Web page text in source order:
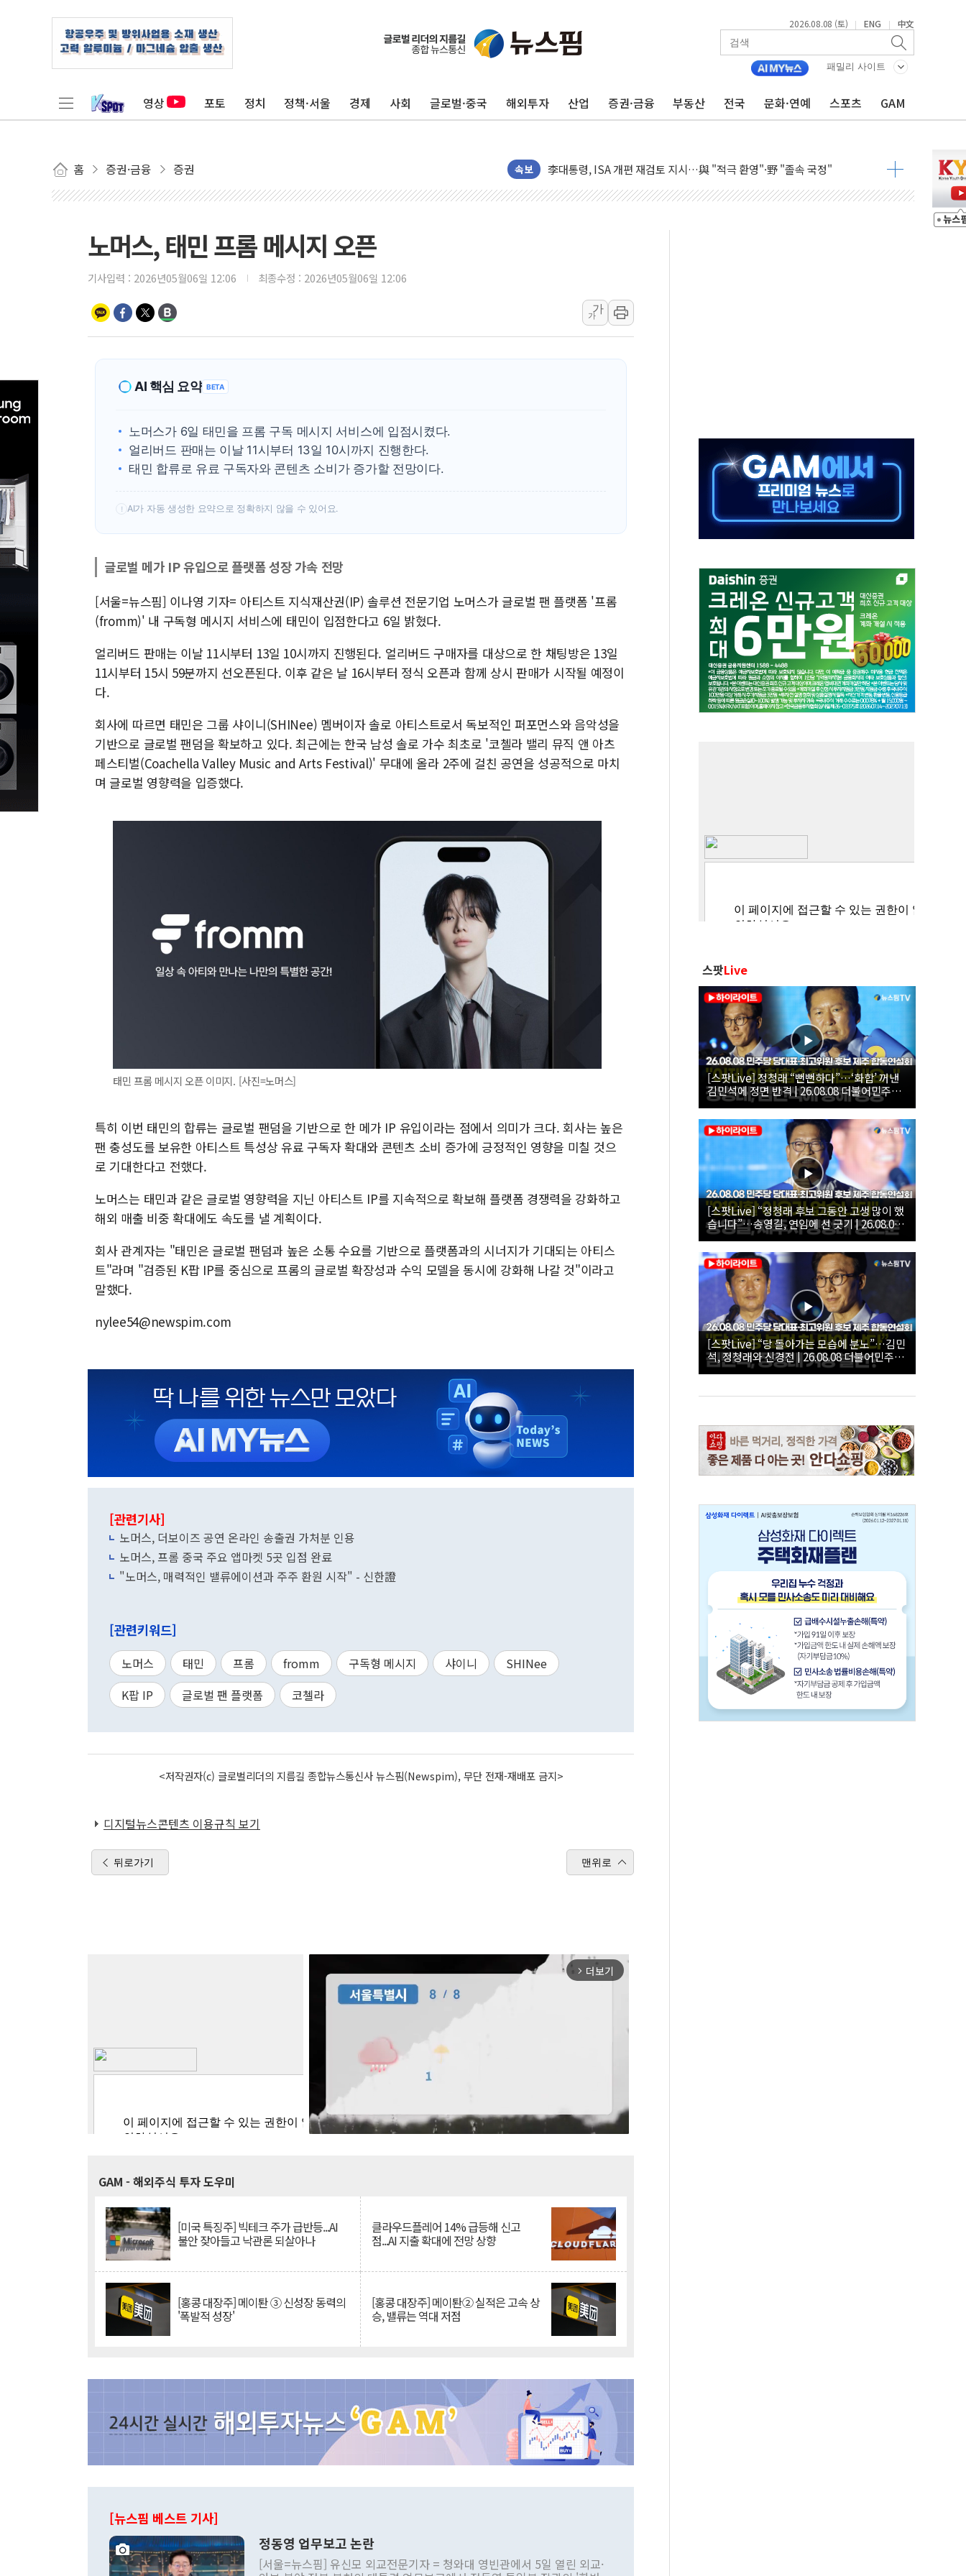
2026.08.08 (토) | ENG | 中文
패밀리 사이트
영상 포토 정치 정책·서울 경제 사회 글로벌·중국 해외투자 산업 증권·금융 부동산 전국 문화·연예 스포츠 GAM
홈 증권·금융 증권 속보
여수 오동도 인근 해상서 모터보트 전복…1명 사망·1명 실종
추미애, '위안부' 피해자 기림의 날 참석..."국제적 시민 연대로 목소리 내야"
인천서 말다툼 중 어머니 흉기 살해 10대 아들 체포
'화합' 꺼낸 김민석에 '뻔뻔' 받아친 정청래…제주 연설서 신경전 고조
동해중부 전 해상 풍랑주의보…10일까지 최대 3.5m 높은 물결
연일 폭염에 온열질환 사망 23명…정부, 비상대응기구 가동
인제 용대리 계곡서 수위 상승으로 피서객 7명 고립…전원 구조
청양 밭에서 일하던 90대 숨져…온열질환 여부 조사
폭염에 車 운전면허 기능시험 오전 집중 편성…체감온도 38도 넘으면 중단
李대통령, 'ISA·주가누르기 방지법' 전면 재검토 지시
'호우 특보' 경북 울진 시간당 20~30mm 강한 비...가뭄 해소될 듯
10월 보완수사권 폐지·공소청 출범…피해자들 '범죄 사각지대' 우려
노머스, 태민 프롬 메시지 오픈
기사입력 : 2026년05월06일 12:06 최종수정 : 2026년05월06일 12:06
가
가
AI 핵심 요약 BETA
노머스가 6일 태민을 프롬 구독 메시지 서비스에 입점시켰다.
얼리버드 판매는 이날 11시부터 13일 10시까지 진행한다.
태민 합류로 유료 구독자와 콘텐츠 소비가 증가할 전망이다.
! AI가 자동 생성한 요약으로 정확하지 않을 수 있어요.
글로벌 메가 IP 유입으로 플랫폼 성장 가속 전망
[서울=뉴스핌] 이나영 기자= 아티스트 지식재산권(IP) 솔루션 전문기업 노머스가 글로벌 팬 플랫폼 '프롬
(fromm)' 내 구독형 메시지 서비스에 태민이 입점한다고 6일 밝혔다.
얼리버드 판매는 이날 11시부터 13일 10시까지 진행된다. 얼리버드 구매자를 대상으로 한 채팅방은 13일
11시부터 15시 59분까지 선오픈된다. 이후 같은 날 16시부터 정식 오픈과 함께 상시 판매가 시작될 예정이
다.
회사에 따르면 태민은 그룹 샤이니(SHINee) 멤버이자 솔로 아티스트로서 독보적인 퍼포먼스와 음악성을
기반으로 글로벌 팬덤을 확보하고 있다. 최근에는 한국 남성 솔로 가수 최초로 '코첼라 밸리 뮤직 앤 아츠
페스티벌(Coachella Valley Music and Arts Festival)' 무대에 올라 2주에 걸친 공연을 성공적으로 마치
며 글로벌 영향력을 입증했다.
태민 프롬 메시지 오픈 이미지. [사진=노머스]
특히 이번 태민의 합류는 글로벌 팬덤을 기반으로 한 메가 IP 유입이라는 점에서 의미가 크다. 회사는 높은
팬 충성도를 보유한 아티스트 특성상 유료 구독자 확대와 콘텐츠 소비 증가에 긍정적인 영향을 미칠 것으
로 기대한다고 전했다.
노머스는 태민과 같은 글로벌 영향력을 지닌 아티스트 IP를 지속적으로 확보해 플랫폼 경쟁력을 강화하고
해외 매출 비중 확대에도 속도를 낼 계획이다.
회사 관계자는 "태민은 글로벌 팬덤과 높은 소통 수요를 기반으로 플랫폼과의 시너지가 기대되는 아티스
트"라며 "검증된 K팝 IP를 중심으로 프롬의 글로벌 확장성과 수익 모델을 동시에 강화해 나갈 것"이라고
말했다.
nylee54@newspim.com
[관련기사]
노머스, 더보이즈 공연 온라인 송출권 가처분 인용
노머스, 프롬 중국 주요 앱마켓 5곳 입점 완료
"노머스, 매력적인 밸류에이션과 주주 환원 시작" - 신한證
[관련키워드]
노머스 태민 프롬 fromm 구독형 메시지 샤이니
SHINee
K팝 IP
글로벌 팬 플랫폼 코첼라
<저작권자(c) 글로벌리더의 지름길 종합뉴스통신사 뉴스핌(Newspim), 무단 전재-재배포 금지>
디지털뉴스콘텐츠 이용규칙 보기
뒤로가기 맨위로
arrow_forward_ios 더보기
GAM - 해외주식 투자 도우미
[미국 특징주] 빅테크 주가 급반등...AI
불안 잦아들고 낙관론 되살아나
클라우드플레어 14% 급등해 신고
점...AI 지출 확대에 전망 상향
[홍콩 대장주] 메이퇀 ③ 신성장 동력의
'폭발적 성장'
[홍콩 대장주] 메이퇀② 실적은 고속 상
승, 밸류는 역대 저점
[뉴스핌 베스트 기사]
정동영 업무보고 논란
[서울=뉴스핌] 유신모 외교전문기자 = 청와대 영빈관에서 5일 열린 외교·
스팟Live
[스팟Live] 정청래 “뻔뻔하다”…‘화합’ 꺼낸
김민석에 정면 반격 | 26.08.08 더불어민주당
당대표·최고위원 후보 제주 합동연설회
[스팟Live] “정청래 후보 그동안 고생 많이 했
습니다”…송영길, 연임에 선 긋기 | 26.08.08
더불어민주당 당대표·최고위원 후보 제주 합
동연설회
[스팟Live] “당 돌아가는 모습에 분노”…김민
석, 정청래와 신경전 | 26.08.08 더불어민주당
당대표·최고위원 후보 제주 합동연설회